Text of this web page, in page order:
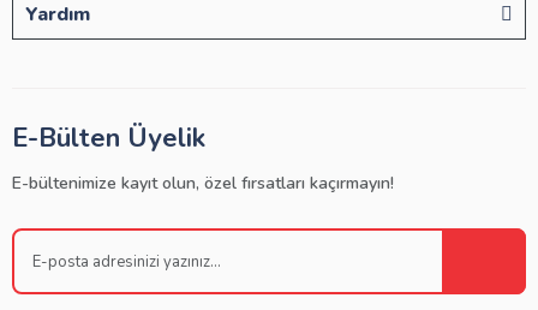
Yardım
E-Bülten Üyelik
E-bültenimize kayıt olun, özel fırsatları kaçırmayın!